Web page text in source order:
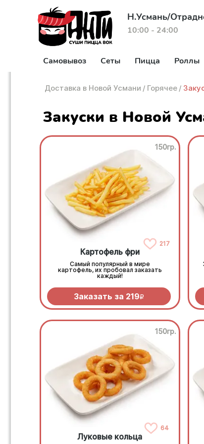
Н.Усмань/
10:00 - 24:00
Самовывоз Сеты Пицца Роллы
Доставка в Новой Усмани / Горячее /
Закуски в Новой
150гр.
217
Картофель фри
Самый популярный в мире
картофель, их пробовал заказать
каждый!
Заказать за 219R
150гр.
64
Луковые кольца